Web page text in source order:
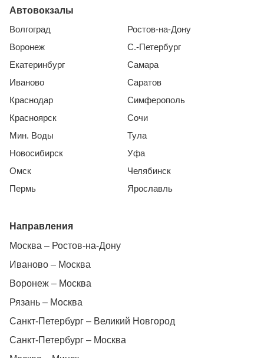
Автовокзалы
Волгоград
Воронеж
Екатеринбург
Иваново
Краснодар
Красноярск
Мин. Воды
Новосибирск
Омск
Пермь
Ростов-на-Дону
С.-Петербург
Самара
Саратов
Симферополь
Сочи
Тула
Уфа
Челябинск
Ярославль
Направления
Москва – Ростов-на-Дону
Иваново – Москва
Воронеж – Москва
Рязань – Москва
Санкт-Петербург – Великий Новгород
Санкт-Петербург – Москва